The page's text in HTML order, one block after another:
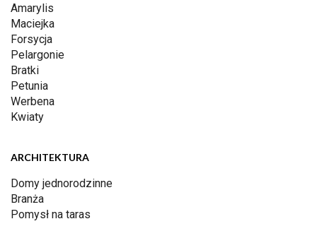
Amarylis
Maciejka
Forsycja
Pelargonie
Bratki
Petunia
Werbena
Kwiaty
ARCHITEKTURA
Domy jednorodzinne
Branża
Pomysł na taras